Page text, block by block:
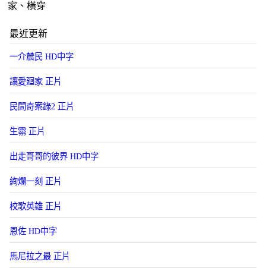
家、橫穿
最近更新
一介辳民 HD中字
讓愛廻家 正片
民間奇案錄2 正片
生霛 正片
出走哥哥的彼界 HD中字
絢爛一刻 正片
校歌英雄 正片
恩佐 HD中字
馬尼拉之最 正片